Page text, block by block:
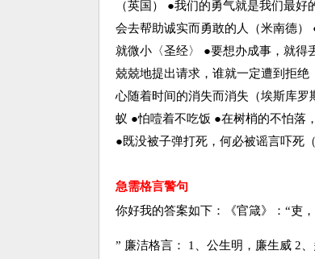
（英国） ●我们的勇气就是我们最
会去帮助诚实而勇敢的人（米南德
就微小〈圣经〉 ●要想办成事，就得
兢兢地提出请求，谁就一定遭到拒
心随着时间的消失而消失（埃斯库
蚁 ●怕噎着不吃饭 ●在树梢的不怕落
●既没被子弹打死，何必被谣言吓死（
急需格言警句
你好我的答案如下：《官箴》：“吏
” 廉洁格言： 1、公生明，廉生威 2